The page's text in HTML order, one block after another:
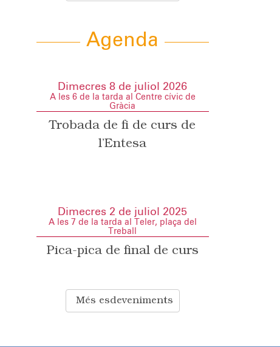
Agenda
Dimecres 8 de juliol 2026
A les 6 de la tarda al Centre cívic de
Gràcia
Trobada de fi de curs de
l’Entesa
Dimecres 2 de juliol 2025
A les 7 de la tarda al Teler, plaça del
Treball
Pica-pica de final de curs
Més esdeveniments